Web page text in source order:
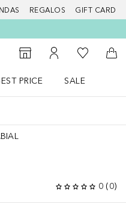
REGALOS GIFT CARD
Al Storefinder
Mi cuenta
Mi lista de
A
PRICE
SALE
0 (0)